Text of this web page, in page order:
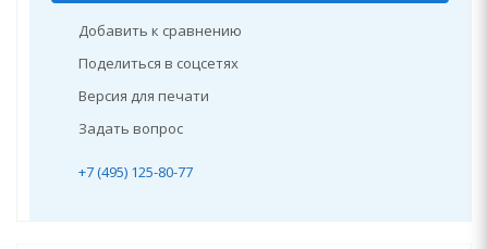
Добавить к сравнению
Поделиться в соцсетях
Версия для печати
Задать вопрос
+7 (495) 125-80-77